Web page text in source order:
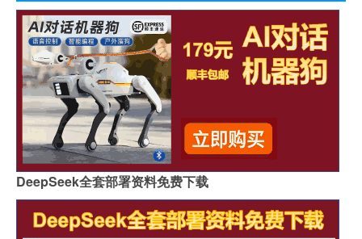
DeepSeek全套部署资料免费下载